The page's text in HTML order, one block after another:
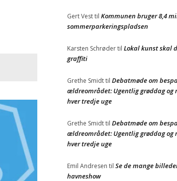
Gert Vesttil Kommunen bruger 8,4
sommerparkeringspladsen
Karsten Schrødertil Lokal kunst skal
graffiti
Grethe Smidttil Debatmøde om
ældreområdet: Ugentlig grøddag og
hver tredje uge
Grethe Smidttil Debatmøde om
ældreområdet: Ugentlig grøddag og
hver tredje uge
Emil Andresen til Se de mange
havneshow